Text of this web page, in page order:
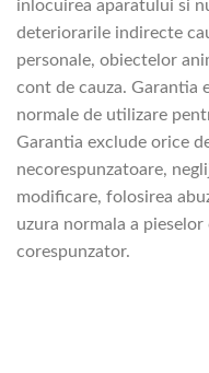
inlocuirea aparatului si
deteriorarile indirecte
personale, obiectelor
cont de cauza. Garantia
normale de utilizare
Garantia exclude orice
necorespunzatoare,
modificare, folosirea
uzura normala a
corespunzator.